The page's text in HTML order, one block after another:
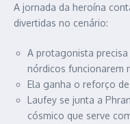
A jornada da heroína
divertidas no cenário:
A protagonista
nórdicos funcionarem
Ela ganha o reforço
Laufey se junta a
cósmico que serve